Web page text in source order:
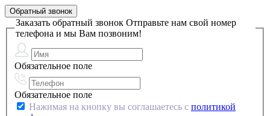
Обратный звонок
Заказать обратный звонок Отправьте нам свой номер
телефона и мы Вам позвоним!
Обязательное поле
Обязательное поле
Нажимая на кнопку вы соглашаетесь с политикой